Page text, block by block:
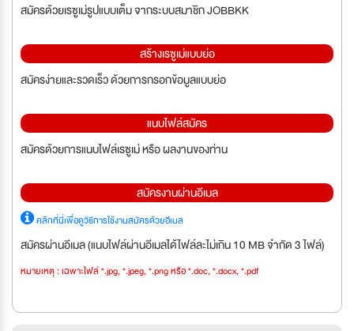
สมัครด้วยเรซูเม่รูปแบบเต็ม จากระบบสมาชิก JOBBKK
สร้างเรซูเม่แบบย่อ
สมัครง่ายและรวดเร็ว ด้วยการกรอกข้อมูลแบบย่อ
แนบไฟล์สมัคร
สมัครด้วยการแนบไฟล์เรซูเม่ หรือ ผลงานของท่าน
สมัครงานผ่านอีเมล
คลิกที่นี่เพื่อดูวิธีการใช้งานสมัครด้วยอีเมล
สมัครผ่านอีเมล (แนบไฟล์ผ่านอีเมลได้ไฟล์ละไม่เกิน 10 MB จำกัด 3 ไฟล์)
หมายเหตุ : เฉพาะไฟล์ *.jpg, *.jpeg, *.png หรือ *.doc, *.docx, *.pdf